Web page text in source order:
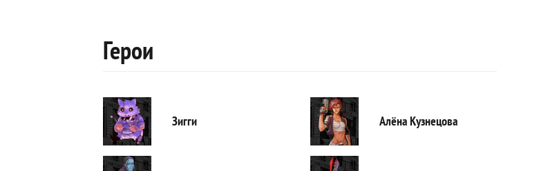
Герои
Зигги Алёна Кузнецова